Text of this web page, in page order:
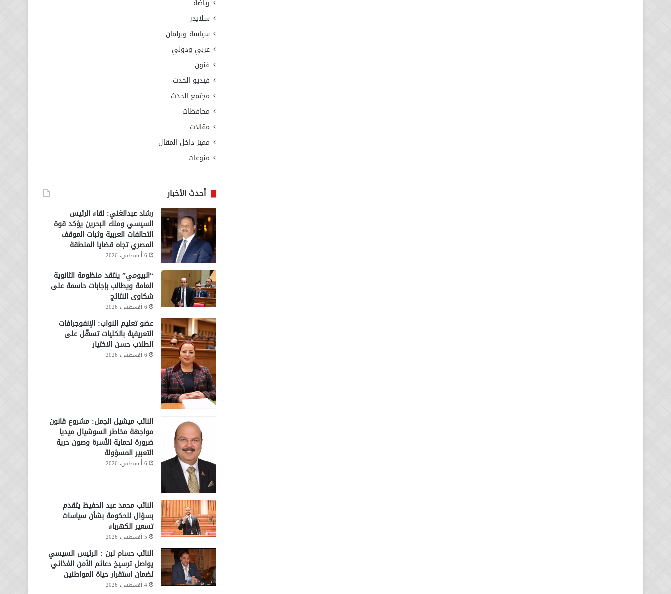
رياضة
سلايدر
سياسة وبرلمان
عربي ودولي
فنون
فيديو الحدث
مجتمع الحدث
محافظات
مقالات
مميز داخل المقال
منوعات
أحدث الأخبار
رشاد عبدالغني: لقاء الرئيس
السيسي وملك البحرين يؤكد قوة
التحالفات العربية وثبات الموقف
المصري تجاه قضايا المنطقة
6 أغسطس، 2026
“البيومي” ينتقد منظومة الثانوية
العامة ويطالب بإجابات حاسمة على
شكاوى النتائج
6 أغسطس، 2026
عضو تعليم النواب: الإنفوجرافات
التعريفية بالكليات تسهّل على
الطلاب حسن الاختيار
6 أغسطس، 2026
النائب ميشيل الجمل: مشروع قانون
مواجهة مخاطر السوشيال ميديا
ضرورة لحماية الأسرة وصون حرية
التعبير المسؤولة
6 أغسطس، 2026
النائب محمد عبد الحفيظ يتقدم
بسؤال للحكومة بشأن سياسات
تسعير الكهرباء
5 أغسطس، 2026
النائب حسام لبن : الرئيس السيسي
يواصل ترسيخ دعائم الأمن الغذائي
لضمان استقرار حياة المواطنين
4 أغسطس، 2026